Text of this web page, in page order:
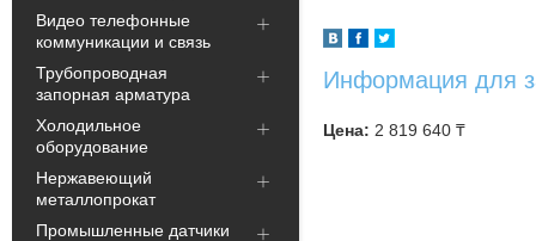
Видео телефонные
коммуникации и связь
Трубопроводная
запорная арматура
Холодильное
оборудование
Нержавеющий
металлопрокат
Промышленные датчики
Информация для
Цена: 2 819 640 ₸